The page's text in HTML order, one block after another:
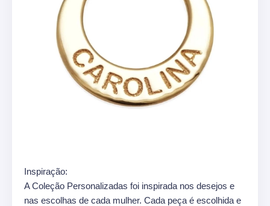
Inspiração:
A Coleção Personalizadas foi inspirada nos desejos e
nas escolhas de cada mulher. Cada peça é escolhida e